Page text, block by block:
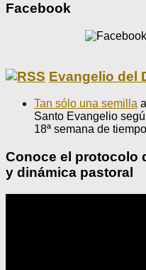
Facebook
Evangelio del
Tan sólo una semilla
Santo Evangelio
18ª semana de
Conoce el protocolo
y dinámica pastoral